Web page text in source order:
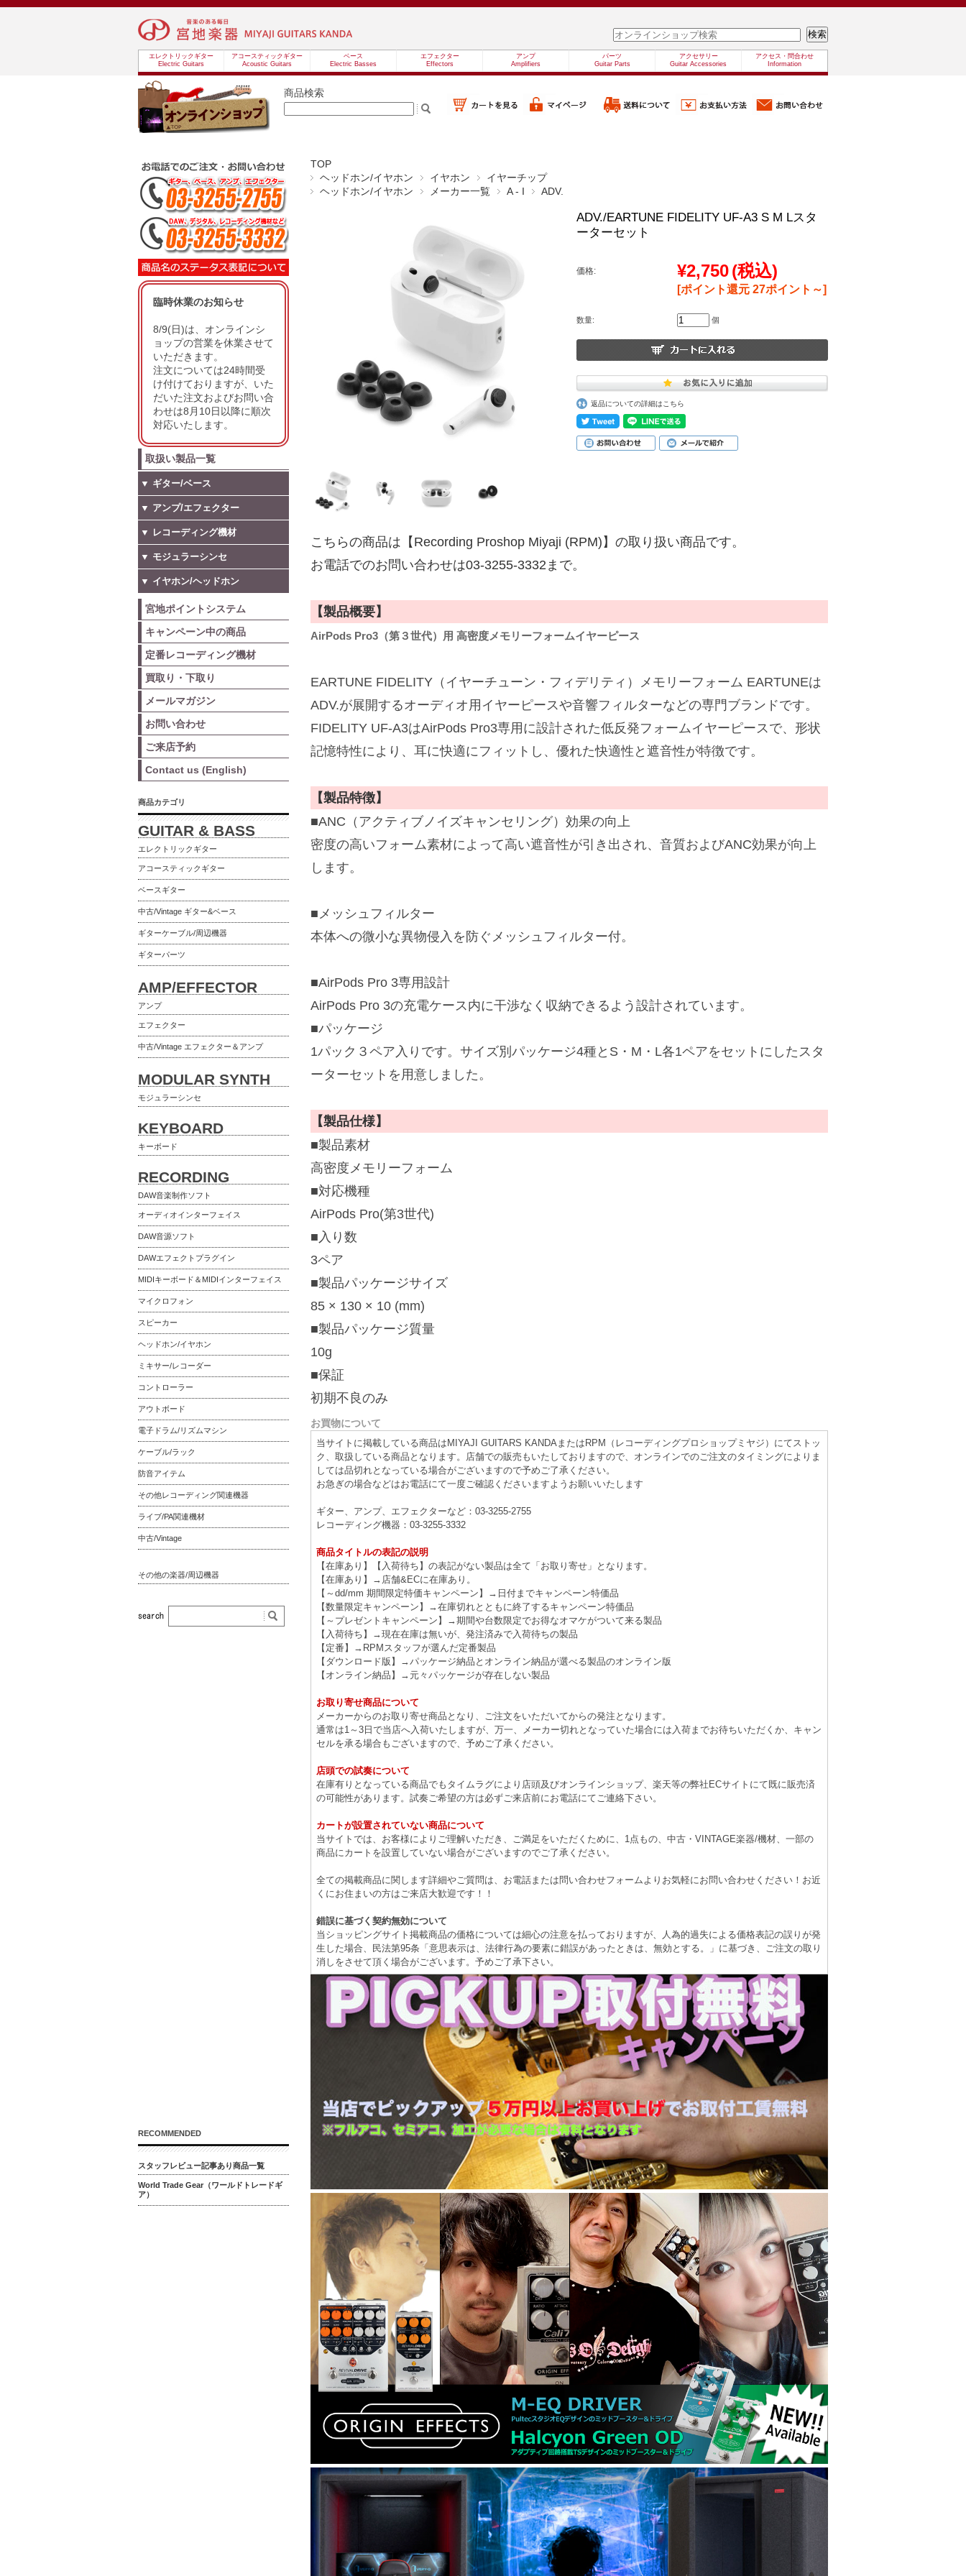
エレクトリックギター
Electric Guitars
アコースティックギター
Acoustic Guitars
ベース
Electric Basses
エフェクター
Effectors
アンプ
Amplifiers
パーツ
Guitar Parts
アクセサリー
Guitar Accessories
アクセス・問合わせ
Information
商品検索
TOP
ヘッドホン/イヤホン
イヤホン
イヤーチップ
ヘッドホン/イヤホン
メーカー一覧 A - I ADV.
ADV./EARTUNE FIDELITY UF-A3 S M Lスタ
ーターセット
価格: ¥2,750(税込)
[ポイント還元 27ポイント～]
数量: 個
返品についての詳細はこちら
こちらの商品は【Recording Proshop Miyaji (RPM)】の取り扱い商品です。
お電話でのお問い合わせは03-3255-3332まで。
【製品概要】
AirPods Pro3（第３世代）用 高密度メモリーフォームイヤーピース
EARTUNE FIDELITY（イヤーチューン・フィデリティ）メモリーフォーム EARTUNEは
ADV.が展開するオーディオ用イヤーピースや音響フィルターなどの専門ブランドです。
FIDELITY UF-A3はAirPods Pro3専用に設計された低反発フォームイヤーピースで、形状
記憶特性により、耳に快適にフィットし、優れた快適性と遮音性が特徴です。
【製品特徴】
■ANC（アクティブノイズキャンセリング）効果の向上
密度の高いフォーム素材によって高い遮音性が引き出され、音質およびANC効果が向上
します。
■メッシュフィルター
本体への微小な異物侵入を防ぐメッシュフィルター付。
■AirPods Pro 3専用設計
AirPods Pro 3の充電ケース内に干渉なく収納できるよう設計されています。
■パッケージ
1パック３ペア入りです。サイズ別パッケージ4種とS・M・L各1ペアをセットにしたスタ
ーターセットを用意しました。
【製品仕様】
■製品素材
高密度メモリーフォーム
■対応機種
AirPods Pro(第3世代)
■入り数
3ペア
■製品パッケージサイズ
85 × 130 × 10 (mm)
■製品パッケージ質量
10g
■保証
初期不良のみ
お買物について
当サイトに掲載している商品はMIYAJI GUITARS KANDAまたはRPM（レコーディングプロショップミヤジ）にてストッ
ク、取扱している商品となります。店舗での販売もいたしておりますので、オンラインでのご注文のタイミングによりま
しては品切れとなっている場合がございますので予めご了承ください。
お急ぎの場合などはお電話にて一度ご確認くださいますようお願いいたします
ギター、アンプ、エフェクターなど：03-3255-2755
レコーディング機器：03-3255-3332
商品タイトルの表記の説明
【在庫あり】【入荷待ち】の表記がない製品は全て「お取り寄せ」となります。
【在庫あり】→店舗&ECに在庫あり。
【～dd/mm 期間限定特価キャンペーン】→日付までキャンペーン特価品
【数量限定キャンペーン】→在庫切れとともに終了するキャンペーン特価品
【～プレゼントキャンペーン】→期間や台数限定でお得なオマケがついて来る製品
【入荷待ち】→現在在庫は無いが、発注済みで入荷待ちの製品
【定番】→RPMスタッフが選んだ定番製品
【ダウンロード版】→パッケージ納品とオンライン納品が選べる製品のオンライン版
【オンライン納品】→元々パッケージが存在しない製品
お取り寄せ商品について
メーカーからのお取り寄せ商品となり、ご注文をいただいてからの発注となります。
通常は1～3日で当店へ入荷いたしますが、万一、メーカー切れとなっていた場合には入荷までお待ちいただくか、キャン
セルを承る場合もございますので、予めご了承ください。
店頭での試奏について
在庫有りとなっている商品でもタイムラグにより店頭及びオンラインショップ、楽天等の弊社ECサイトにて既に販売済
の可能性があります。試奏ご希望の方は必ずご来店前にお電話にてご連絡下さい。
カートが設置されていない商品について
当サイトでは、お客様によりご理解いただき、ご満足をいただくために、1点もの、中古・VINTAGE楽器/機材、一部の
商品にカートを設置していない場合がございますのでご了承ください。
全ての掲載商品に関します詳細やご質問は、お電話または問い合わせフォームよりお気軽にお問い合わせください！お近
くにお住まいの方はご来店大歓迎です！！
錯誤に基づく契約無効について
当ショッピングサイト掲載商品の価格については細心の注意を払っておりますが、人為的過失による価格表記の誤りが発
生した場合、民法第95条「意思表示は、法律行為の要素に錯誤があったときは、無効とする。」に基づき、ご注文の取り
消しをさせて頂く場合がございます。予めご了承下さい。
臨時休業のお知らせ
8/9(日)は、オンラインシ
ョップの営業を休業させて
いただきます。
注文については24時間受
け付けておりますが、いた
だいた注文およびお問い合
わせは8月10日以降に順次
対応いたします。
取扱い製品一覧
▼ ギター/ベース
▼ アンプ/エフェクター
▼ レコーディング機材
▼ モジュラーシンセ
▼ イヤホン/ヘッドホン
宮地ポイントシステム
キャンペーン中の商品
定番レコーディング機材
買取り・下取り
メールマガジン
お問い合わせ
ご来店予約
Contact us (English)
商品カテゴリ
GUITAR & BASS
エレクトリックギター
アコースティックギター
ベースギター
中古/Vintage ギター&ベース
ギターケーブル/周辺機器
ギターパーツ
AMP/EFFECTOR
アンプ
エフェクター
中古/Vintage エフェクター＆アンプ
MODULAR SYNTH
モジュラーシンセ
KEYBOARD
キーボード
RECORDING
DAW音楽制作ソフト
オーディオインターフェイス
DAW音源ソフト
DAWエフェクトプラグイン
MIDIキーボード＆MIDIインターフェイス
マイクロフォン
スピーカー
ヘッドホン/イヤホン
ミキサー/レコーダー
コントローラー
アウトボード
電子ドラム/リズムマシン
ケーブル/ラック
防音アイテム
その他レコーディング関連機器
ライブ/PA関連機材
中古/Vintage
その他の楽器/周辺機器
RECOMMENDED
スタッフレビュー記事あり商品一覧
World Trade Gear（ワールドトレードギ
ア）